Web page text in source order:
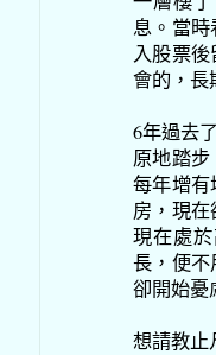
息。當
入股票
會的，長
6年過去
原地踏
每年增
房，現
現在處
長，便
卻開始憂
想請教止